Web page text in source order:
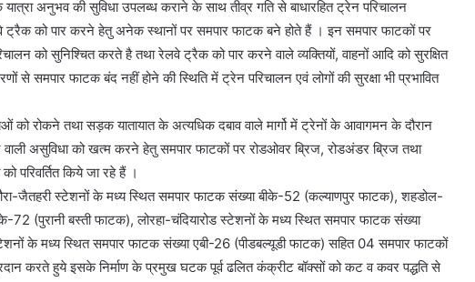
यात्रा अनुभव की सुविधा उपलब्ध कराने के साथ तीव्र गति से बाधारहित ट्रेन परिचालन
ट्रैक को पार करने हेतु अनेक स्थानों पर समपार फाटक बने होते हैं । इन समपार फाटकों पर
को सुनिश्चित करते है तथा रेलवे ट्रैक को पार करने वाले व्यक्तियों, वाहनों आदि को सुरक्षित
समपार फाटक बंद नहीं होने की स्थिति में ट्रेन परिचालन एवं लोगों की सुरक्षा भी प्रभावित
को रोकने तथा सड़क यातायात के अत्यधिक दबाव वाले मार्गो में ट्रेनों के आवागमन के दौरान
असुविधा को खत्म करने हेतु समपार फाटकों पर रोडओवर ब्रिज, रोडअंडर ब्रिज तथा
परिवर्तित किये जा रहे हैं ।
जैतहरी स्टेशनों के मध्य स्थित समपार फाटक संख्या बीके-52 (कल्याणपुर फाटक), शहडोल-
72 (पुरानी बस्ती फाटक), लोरहा-चंदियारोड स्टेशनों के मध्य स्थित समपार फाटक संख्या
के मध्य स्थित समपार फाटक संख्या एबी-26 (पीडबल्यूडी फाटक) सहित 04 समपार फाटकों
करते हुये इसके निर्माण के प्रमुख घटक पूर्व ढलित कंक्रीट बॉक्सों को कट व कवर पद्धति से